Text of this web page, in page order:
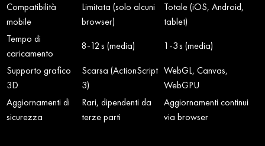
Compatibilità
mobile
Limitata (solo alcuni
browser)
Totale (iOS, Android,
tablet)
Tempo di
caricamento
8‑12 s (media)
1‑3 s (media)
Supporto grafico
3D
Scarsa (ActionScript
3)
WebGL, Canvas,
WebGPU
Aggiornamenti di
sicurezza
Rari, dipendenti da
terze parti
Aggiornamenti continui
via browser